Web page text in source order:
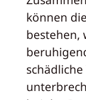
können
bestehen,